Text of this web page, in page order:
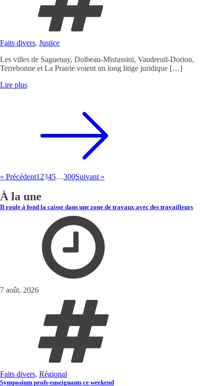
Faits divers, Justice
Les villes de Saguenay, Dolbeau-Mistassini, Vaudreuil-Dorion,
Terrebonne et La Prairie voient un long litige juridique […]
Lire plus
« Précédent1 2345…300Suivant »
À la une
Il roule à fond la caisse dans une zone de travaux avec des travailleurs
7 août, 2026
Faits divers, Régional
Symposium profs-enseignants ce weekend